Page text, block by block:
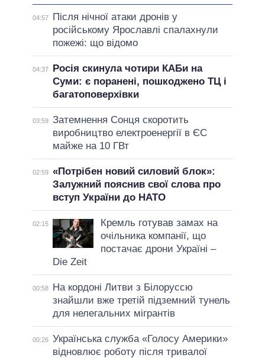
04:57
Після нічної атаки дронів у
російському Ярославлі спалахнули
пожежі: що відомо
04:37
Росія скинула чотири КАБи на
Суми: є поранені, пошкоджено ТЦ і
багатоповерхівки
03:59 Затемнення Сонця скоротить
виробництво електроенергії в ЄС
майже на 10 ГВт
02:59 «Потрібен новий силовий блок»:
Залужний пояснив свої слова про
вступ України до НАТО
02:15
Кремль готував замах на
очільника компанії, що
постачає дрони Україні –
Die Zeit
00:58
На кордоні Литви з Білоруссю
знайшли вже третій підземний тунель
для нелегальних мігрантів
00:26 Українська служба «Голосу Америки»
відновлює роботу після тривалої